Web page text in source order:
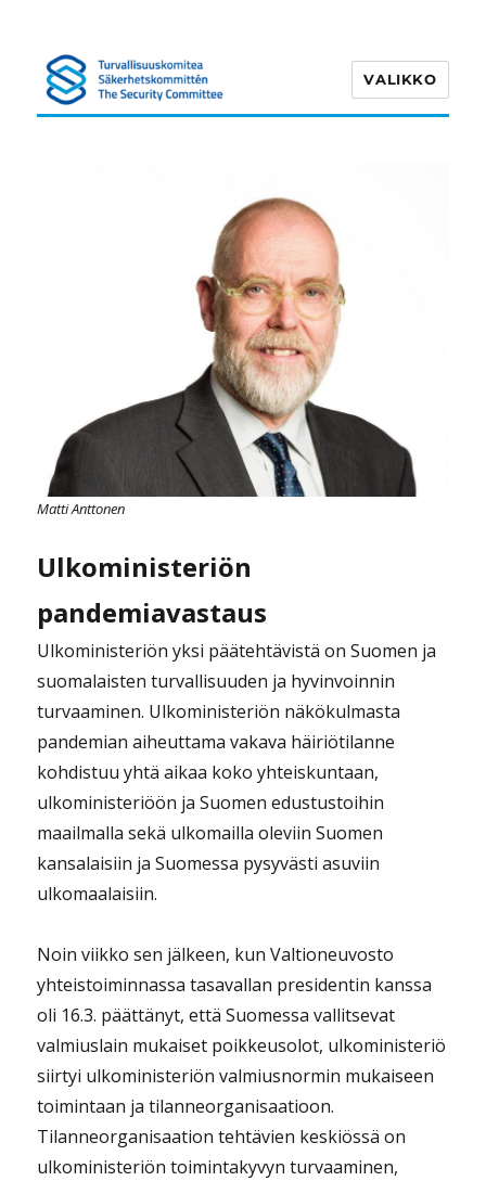
VALIKKO
Matti Anttonen
Ulkoministeriön
pandemiavastaus
Ulkoministeriön yksi päätehtävistä on Suomen ja
suomalaisten turvallisuuden ja hyvinvoinnin
turvaaminen. Ulkoministeriön näkökulmasta
pandemian aiheuttama vakava häiriötilanne
kohdistuu yhtä aikaa koko yhteiskuntaan,
ulkoministeriöön ja Suomen edustustoihin
maailmalla sekä ulkomailla oleviin Suomen
kansalaisiin ja Suomessa pysyvästi asuviin
ulkomaalaisiin.
Noin viikko sen jälkeen, kun Valtioneuvosto
yhteistoiminnassa tasavallan presidentin kanssa
oli 16.3. päättänyt, että Suomessa vallitsevat
valmiuslain mukaiset poikkeusolot, ulkoministeriö
siirtyi ulkoministeriön valmiusnormin mukaiseen
toimintaan ja tilanneorganisaatioon.
Tilanneorganisaation tehtävien keskiössä on
ulkoministeriön toimintakyvyn turvaaminen,